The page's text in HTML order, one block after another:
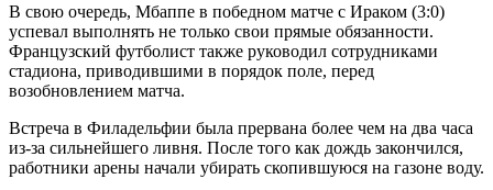
В свою очередь, Мбаппе в победном матче с Ираком (3:0)
успевал выполнять не только свои прямые обязанности.
Французский футболист также руководил сотрудниками
стадиона, приводившими в порядок поле, перед
возобновлением матча.
Встреча в Филадельфии была прервана более чем на два часа
из-за сильнейшего ливня. После того как дождь закончился,
работники арены начали убирать скопившуюся на газоне воду.